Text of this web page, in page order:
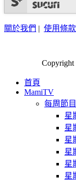
關於我們 | 使用條款
Copyright
首頁
MamiTV
每周節目
星
星
星
星
星
星